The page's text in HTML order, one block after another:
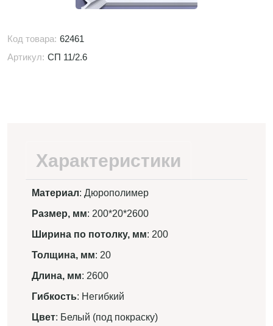
Код товара: 62461
Артикул: СП 11/2.6
Характеристики
Материал: Дюрополимер
Размер, мм: 200*20*2600
Ширина по потолку, мм: 200
Толщина, мм: 20
Длина, мм: 2600
Гибкость: Негибкий
Цвет: Белый (под покраску)